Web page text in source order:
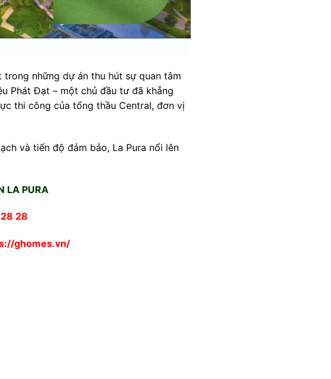
những dự án thu hút sự quan tâm
Phát Đạt – một chủ đầu tư đã khẳng
thi công của tổng thầu Central, đơn vị
và tiến độ đảm bảo, La Pura nổi lên
LA PURA
28
ghomes.vn/